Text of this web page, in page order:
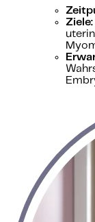
Ziele: